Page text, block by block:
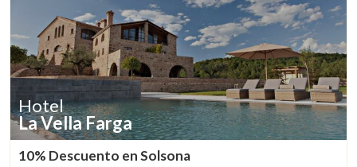
Hotel
La Vella Farga
10% Descuento en Solsona